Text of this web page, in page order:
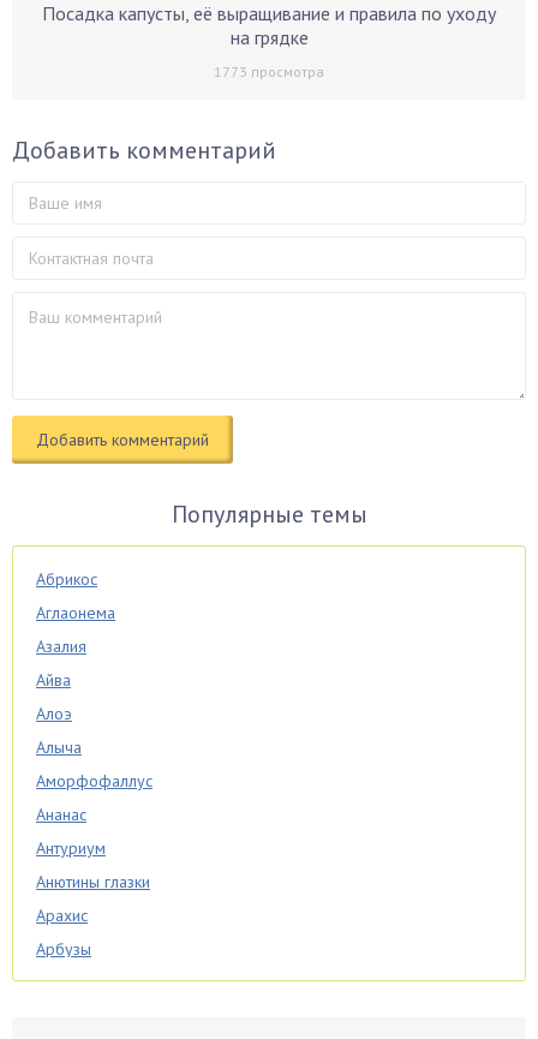
Посадка капусты, её выращивание и правила по уходу
на грядке
1773 просмотра
Добавить комментарий
Популярные темы
Абрикос
Аглаонема
Азалия
Айва
Алоэ
Алыча
Аморфофаллус
Ананас
Антуриум
Анютины глазки
Арахис
Арбузы
Аспарагус